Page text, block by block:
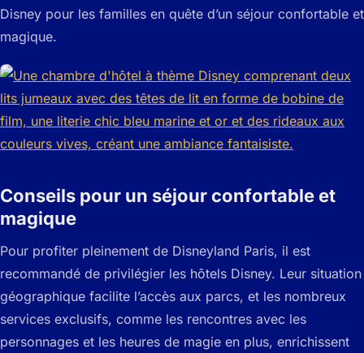
Disney pour les familles en quête d’un séjour confortable et
magique.
Conseils pour un séjour confortable et
magique
Pour profiter pleinement de Disneyland Paris, il est
recommandé de privilégier les hôtels Disney. Leur situation
géographique facilite l’accès aux parcs, et les nombreux
services exclusifs, comme les rencontres avec les
personnages et les heures de magie en plus, enrichissent